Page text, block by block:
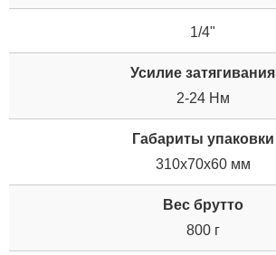
1/4"
Усилие затягивания
2-24 Нм
Габариты упаковки
310x70x60 мм
Вес брутто
800 г